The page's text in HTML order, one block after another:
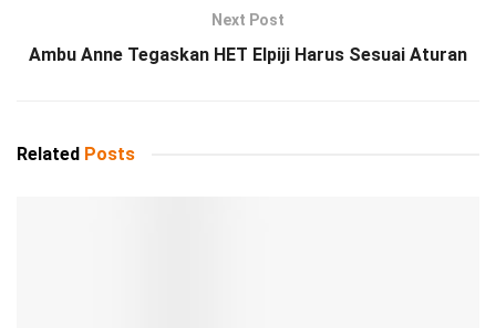
Next Post
Ambu Anne Tegaskan HET Elpiji Harus Sesuai Aturan
Related Posts